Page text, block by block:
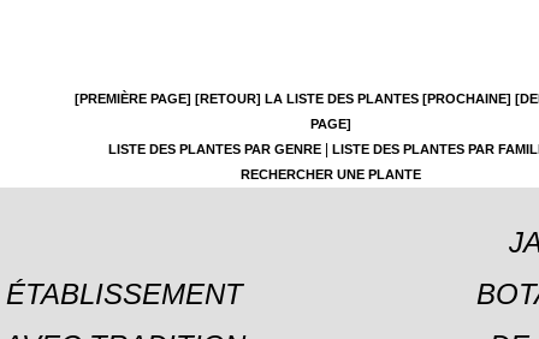
[PREMIÈRE PAGE] [RETOUR] LA LISTE DES PLANTES [PROCHAINE]
PAGE]
LISTE DES PLANTES PAR GENRE|
LISTE DES PLANTES PAR
RECHERCHER UNE PLANTE
ÉTABLISSEMENT